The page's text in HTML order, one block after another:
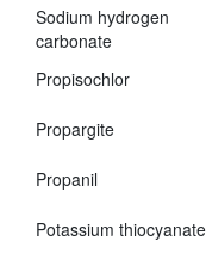
Sodium hydrogen
carbonate
Propisochlor
Propargite
Propanil
Potassium thiocyanate